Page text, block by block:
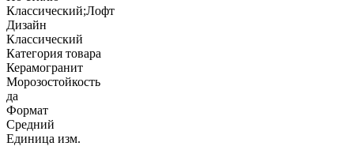
Классический;Лофт
Дизайн
Классический
Категория товара
Керамогранит
Морозостойкость
да
Формат
Средний
Единица изм.